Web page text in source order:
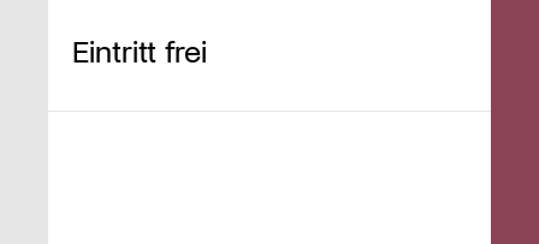
Eintritt frei